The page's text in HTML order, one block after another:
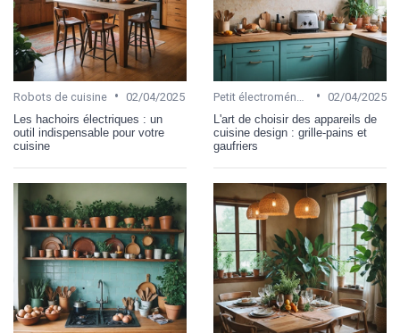
Robots de cuisine • 02/04/2025
Les hachoirs électriques : un
outil indispensable pour votre
cuisine
• 02/04/2025
L'art de choisir des appareils de
cuisine design : grille-pains et
gaufriers